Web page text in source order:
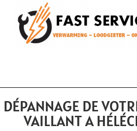
DÉPANNAGE DE
VAILLANT A